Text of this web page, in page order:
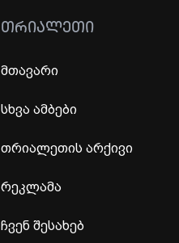
ᲗᲠᲘᲐᲚᲔᲗᲘ
მთავარი
სხვა ამბები
თრიალეთის არქივი
რეკლამა
ჩვენ შესახებ